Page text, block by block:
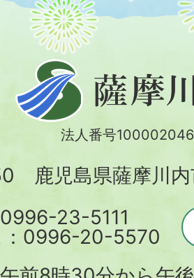
摩
川
法人番号
鹿児島県薩摩川内
23-5111
：0996-20-5570